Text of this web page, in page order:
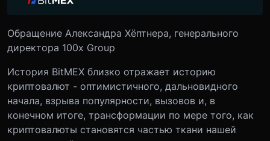
Обращение Александра Хёптнера, генерального
директора 100x Group
История BitMEX близко отражает историю
криптовалют - оптимистичного, дальновидного
начала, взрыва популярности, вызовов и, в
конечном итоге, трансформации по мере того, как
криптовалюты становятся частью ткани нашей